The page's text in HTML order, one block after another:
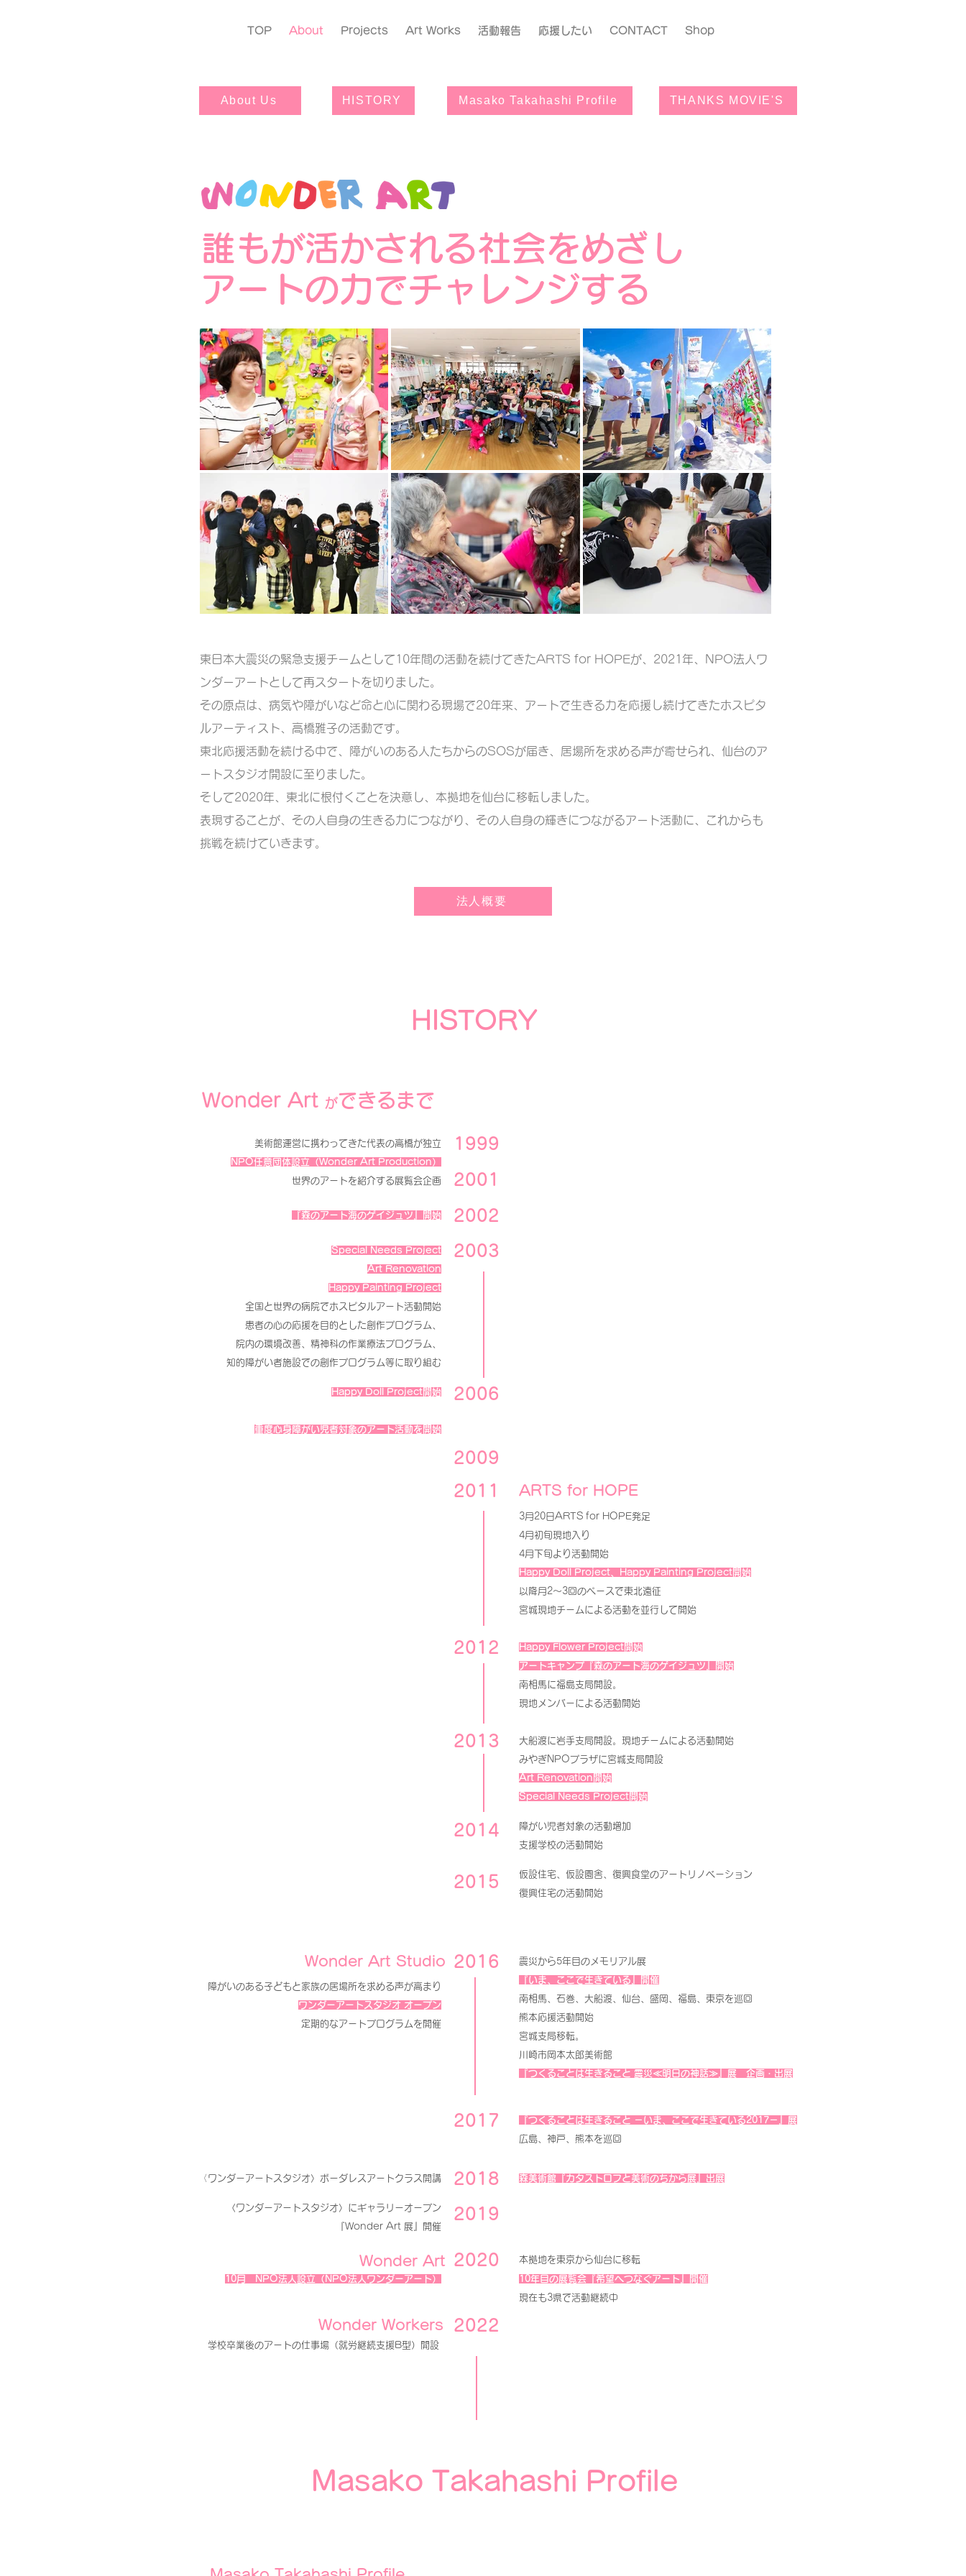
TOP About Projects Art Works 活動報告 応援したい CONTACT Shop
About Us HISTORY Masako Takahashi Profile THANKS MOVIE'S
誰もが活かされる社会をめざし
アートの力でチャレンジする
東日本大震災の緊急支援チームとして10年間の活動を続けてきたARTS for HOPEが、 2021年、NPO法人ワ
ンダーアートとして再スタートを切りました。
その原点は、病気や障がいなど命と心に関わる現場で20年来、アートで生きる力を応援し続けてきたホスピタ
ルアーティスト、高橋雅子の活動です。
東北応援活動を続ける中で、障がいのある人たちからのSOSが届き、 居場所を求める声が寄せられ、仙台のア
ートスタジオ開設に至りました。
そして2020年、東北に根付くことを決意し、本拠地を仙台に移転しました。
表現することが、その人自身の生きる力につながり、 その人自身の輝きにつながるアート活動に、これからも
挑戦を続けていきます。
法人概要
​HISTORY
Wonder Art ができるまで
美術館運営に携わってきた代表の高橋が独立
NPO任意団体設立（Wonder Art Production）
​世界のアートを紹介する展覧会企画
​1999
2001
『森のアート海のゲイジュツ』開始 2002
Special Needs Project
Art Renovation
Happy Painting Project
全国と世界の病院でホスピタルアート活動開始
患者の心の応援を目的とした創作プログラム、
院内の環境改善、精神科の作業療法プログラム、
知的障がい者施設での創作プログラム等に取り組む
Happy Doll Project開始
重度心身障がい児者対象のアート活動を開始
2003
2006
2009
2011
2012
2013
2014
2015
ARTS for HOPE
3月20日ARTS for HOPE発足
4月初旬現地入り
4月下旬より活動開始
Happy Doll Project、Happy Painting Project開始
以降月2～3回のペースで東北遠征
宮城現地チームによる活動を並行して開始
Happy Flower Project開始
アートキャンプ『森のアート海のゲイジュツ』開始
南相馬に福島支局開設。
現地メンバーによる活動開始
大船渡に岩手支局開設。現地チームによる活動開始
みやぎNPOプラザに宮城支局開設
Art Renovation開始
Special Needs Project開始
障がい児者対象の活動増加
支援学校の活動開始
仮設住宅、仮設園舎、復興食堂のアートリノベーション
復興住宅の活動開始
Wonder Art Studio 2016
障がいのある子どもと家族の居場所を求める声が高まり
ワンダーアートスタジオ オープン
定期的なアートプログラムを開催
2017
〈 ワンダーアートスタジオ〉ボーダレスアートクラス開講
〈ワンダーアートスタジオ〉にギャラリーオープン
『Wonder Art 展』開催
Wonder Art
2018
2019
2020
10月 NPO法人設立（NPO法人ワンダーアート）
震災から5年目のメモリアル展
『いま、ここで生きている』開催
南相馬、石巻、大船渡、仙台、盛岡、福島、東京を巡回
熊本応援活動開始
宮城支局移転。
川崎市岡本太郎美術館
『つくることは生きること 震災≪明日の神話≫』展 企画・出展
『つくることは生きること －いま、ここで生きている2017－』展
広島、神戸、熊本を巡回
森美術館『カタストロフと美術のちから展』出展
本拠地を東京から仙台に移転
10年目の展覧会『希望へつなぐアート』開催
現在も3県で活動継続中
Wonder Workers
学校卒業後のアートの仕事場（就労継続支援B型）開設
2022
Masako Takahashi Profile